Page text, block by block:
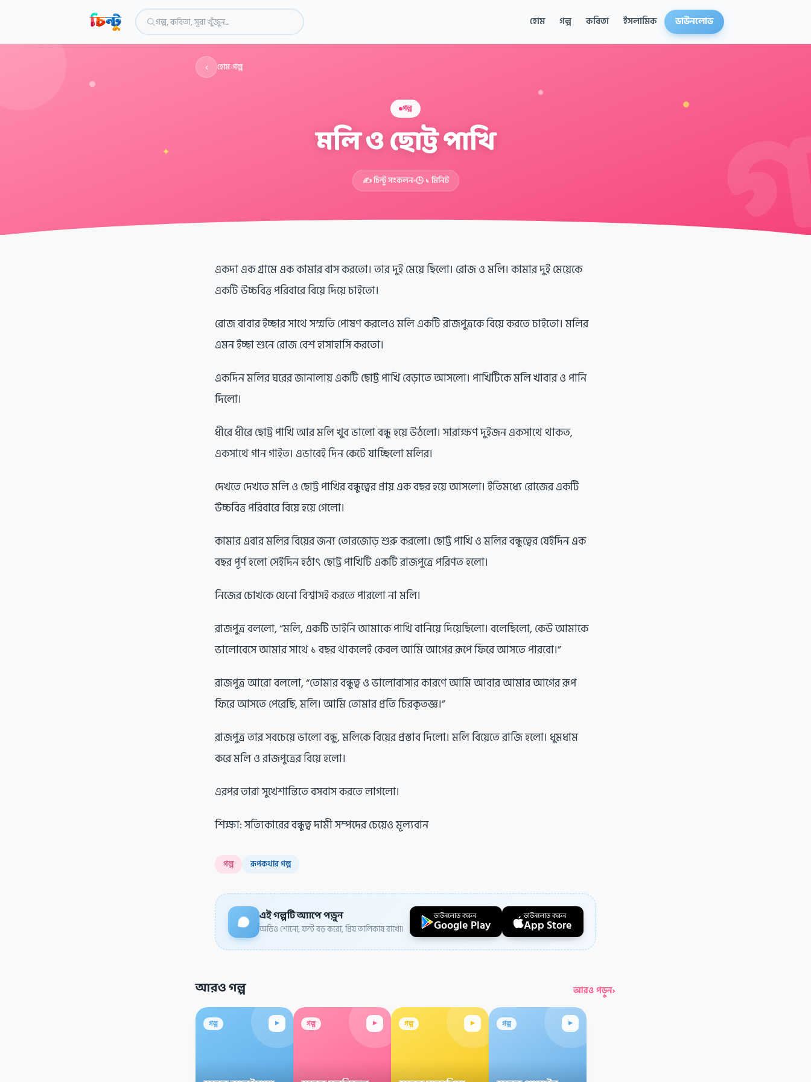
গল্প, কবিতা, সূরা খুঁজুন... হোম গল্প কবিতা ইসলামিক ডাউনলোড
✦
‹ হোম›গল্প
গল্প
মলি ও ছোট্ট পাখি
✍️ চিন্টু সংকলন 🕒 ১ মিনিট
একদা এক গ্রামে এক কামার বাস করতো। তার দুই মেয়ে ছিলো। রোজ ও মলি। কামার দুই মেয়েকে
একটি উচ্চবিত্ত পরিবারে বিয়ে দিয়ে চাইতো।
রোজ বাবার ইচ্ছার সাথে সম্মতি পোষণ করলেও মলি একটি রাজপুত্রকে বিয়ে করতে চাইতো। মলির
এমন ইচ্ছা শুনে রোজ বেশ হাসাহাসি করতো।
একদিন মলির ঘরের জানালায় একটি ছোট্ট পাখি বেড়াতে আসলো। পাখিটিকে মলি খাবার ও পানি
দিলো।
ধীরে ধীরে ছোট্ট পাখি আর মলি খুব ভালো বন্ধু হয়ে উঠলো। সারাক্ষণ দুইজন একসাথে থাকত,
একসাথে গান গাইত। এভাবেই দিন কেটে যাচ্ছিলো মলির।
দেখতে দেখতে মলি ও ছোট্ট পাখির বন্ধুত্বের প্রায় এক বছর হয়ে আসলো। ইতিমধ্যে রোজের একটি
উচ্চবিত্ত পরিবারে বিয়ে হয়ে গেলো।
কামার এবার মলির বিয়ের জন্য তোরজোড় শুরু করলো। ছোট্ট পাখি ও মলির বন্ধুত্বের যেইদিন এক
বছর পূর্ণ হলো সেইদিন হঠাৎ ছোট্ট পাখিটি একটি রাজপুত্রে পরিণত হলো।
নিজের চোখকে যেনো বিশ্বাসই করতে পারলো না মলি।
রাজপুত্র বললো, “মলি, একটি ডাইনি আমাকে পাখি বানিয়ে দিয়েছিলো। বলেছিলো, কেউ আমাকে
ভালোবেসে আমার সাথে ১ বছর থাকলেই কেবল আমি আগের রূপে ফিরে আসতে পারবো।”
রাজপুত্র আরো বললো, “তোমার বন্ধুত্ব ও ভালোবাসার কারণে আমি আবার আমার আগের রূপ
ফিরে আসতে পেরেছি, মলি। আমি তোমার প্রতি চিরকৃতজ্ঞ।”
রাজপুত্র তার সবচেয়ে ভালো বন্ধু, মলিকে বিয়ের প্রস্তাব দিলো। মলি বিয়েতে রাজি হলো। ধুমধাম
করে মলি ও রাজপুত্রের বিয়ে হলো।
এরপর তারা সুখেশান্তিতে বসবাস করতে লাগলো।
শিক্ষা: সত্যিকারের বন্ধুত্ব দামী সম্পদের চেয়েও মূল্যবান
গল্প রূপকথার গল্প
এই গল্পটি অ্যাপে পড়ুন
অডিও শোনো, ফন্ট বড় করো, প্রিয় তালিকায় রাখো।
ডাউনলোড করুন
Google Play
ডাউনলোড করুন
App Store
আরও গল্প আরও পড়ুন›
গল্প ▸ গল্প ▸ গল্প ▸ গল্প ▸